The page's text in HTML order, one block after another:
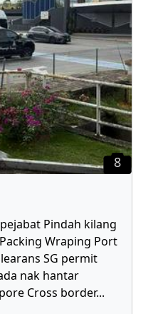
8
Pindah kilang
Wraping Port
SG permit
nak hantar
Cross border...